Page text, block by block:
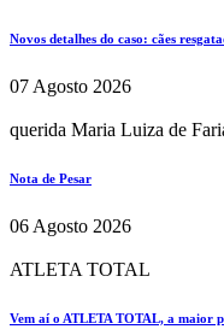
Novos detalhes do caso: cães
07 Agosto 2026
querida Maria Luiza de
Nota de Pesar
06 Agosto 2026
ATLETA TOTAL
Vem aí o ATLETA TOTAL, a maior